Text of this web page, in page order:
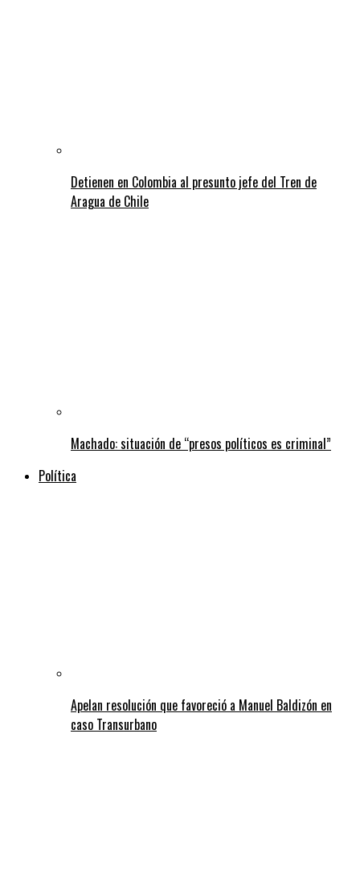
Detienen en Colombia al presunto jefe del Tren de
Aragua de Chile
Machado: situación de “presos políticos es criminal”
Política
Apelan resolución que favoreció a Manuel Baldizón en
caso Transurbano